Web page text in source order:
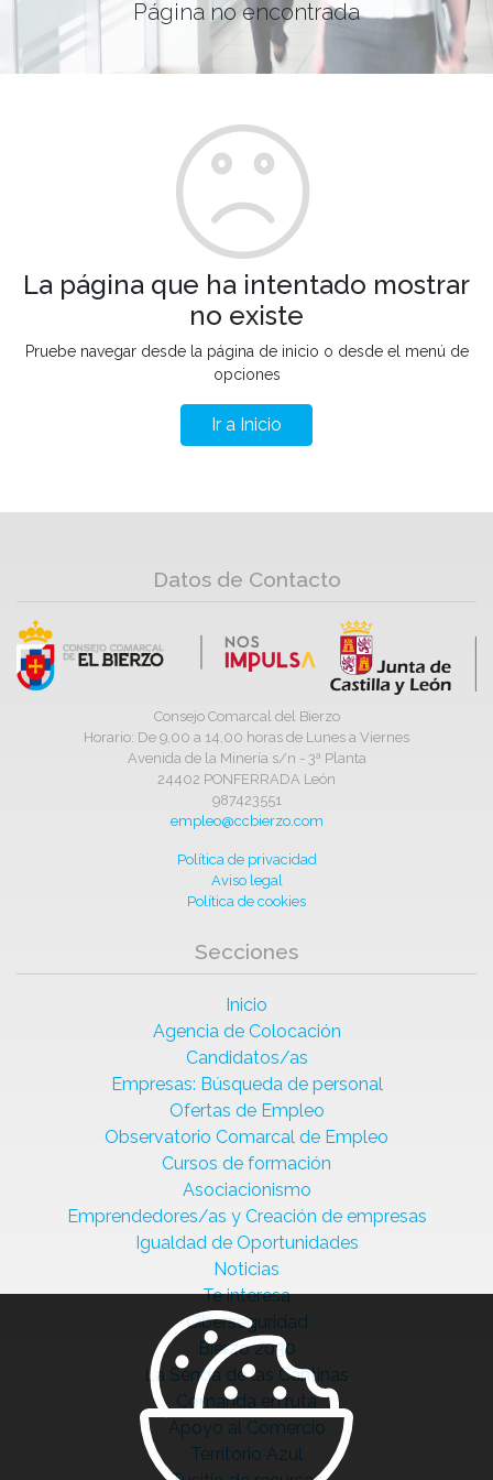
Página no encontrada
La página que ha intentado mostrar
no existe
Pruebe navegar desde la página de inicio o desde el menú de
opciones
Ir a Inicio
Datos de Contacto
Consejo Comarcal del Bierzo
Horario: De 9,00 a 14,00 horas de Lunes a Viernes
Avenida de la Minería s/n - 3ª Planta
24402 PONFERRADA León
987423551
empleo@ccbierzo.com
Política de privacidad
Aviso legal
Política de cookies
Secciones
Inicio
Agencia de Colocación
Candidatos/as
Empresas: Búsqueda de personal
Ofertas de Empleo
Observatorio Comarcal de Empleo
Cursos de formación
Asociacionismo
Emprendedores/as y Creación de empresas
Igualdad de Oportunidades
Noticias
Te interesa
Ciberseguridad
Bierzo 2030
La Senda de las Cantinas
Comanda en ruta
Apoyo al Comercio
Territorio Azul